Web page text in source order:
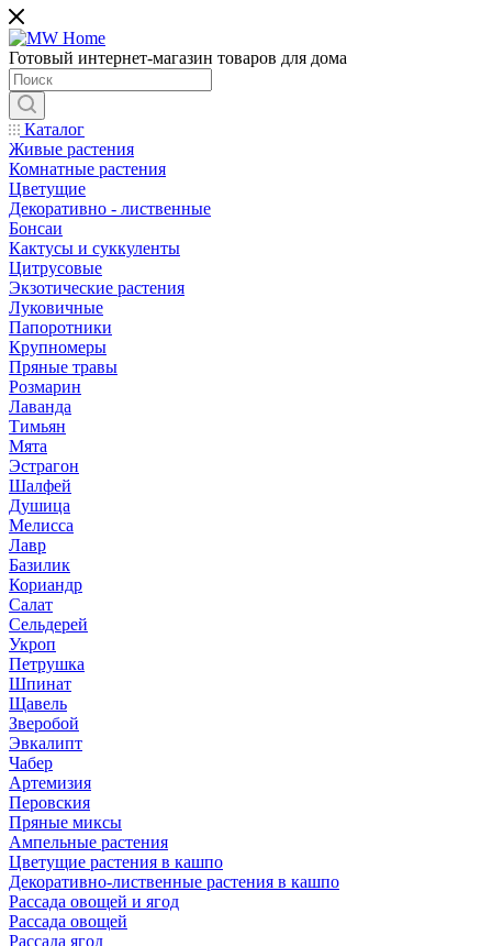
Готовый интернет-магазин товаров для дома
Каталог
Живые растения
Комнатные растения
Цветущие
Декоративно - лиственные
Бонсаи
Кактусы и суккуленты
Цитрусовые
Экзотические растения
Луковичные
Папоротники
Крупномеры
Пряные травы
Розмарин
Лаванда
Тимьян
Мята
Эстрагон
Шалфей
Душица
Мелисса
Лавр
Базилик
Кориандр
Салат
Сельдерей
Укроп
Петрушка
Шпинат
Щавель
Зверобой
Эвкалипт
Чабер
Артемизия
Перовския
Пряные миксы
Ампельные растения
Цветущие растения в кашпо
Декоративно-лиственные растения в кашпо
Рассада овощей и ягод
Рассада овощей
Рассада ягод